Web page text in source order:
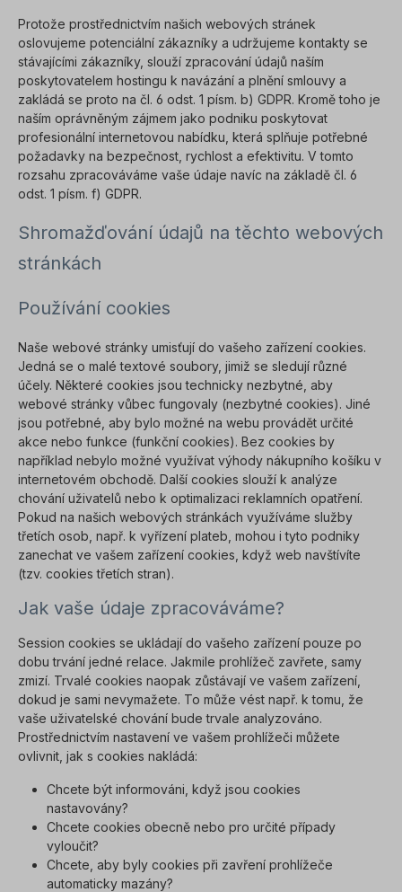
Protože prostřednictvím našich webových stránek
oslovujeme potenciální zákazníky a udržujeme kontakty se
stávajícími zákazníky, slouží zpracování údajů naším
poskytovatelem hostingu k navázání a plnění smlouvy a
zakládá se proto na čl. 6 odst. 1 písm. b) GDPR. Kromě toho je
naším oprávněným zájmem jako podniku poskytovat
profesionální internetovou nabídku, která splňuje potřebné
požadavky na bezpečnost, rychlost a efektivitu. V tomto
rozsahu zpracováváme vaše údaje navíc na základě čl. 6
odst. 1 písm. f) GDPR.
Shromažďování údajů na těchto webových
stránkách
Používání cookies
Naše webové stránky umisťují do vašeho zařízení cookies.
Jedná se o malé textové soubory, jimiž se sledují různé
účely. Některé cookies jsou technicky nezbytné, aby
webové stránky vůbec fungovaly (nezbytné cookies). Jiné
jsou potřebné, aby bylo možné na webu provádět určité
akce nebo funkce (funkční cookies). Bez cookies by
například nebylo možné využívat výhody nákupního košíku v
internetovém obchodě. Další cookies slouží k analýze
chování uživatelů nebo k optimalizaci reklamních opatření.
Pokud na našich webových stránkách využíváme služby
třetích osob, např. k vyřízení plateb, mohou i tyto podniky
zanechat ve vašem zařízení cookies, když web navštívíte
(tzv. cookies třetích stran).
Jak vaše údaje zpracováváme?
Session cookies se ukládají do vašeho zařízení pouze po
dobu trvání jedné relace. Jakmile prohlížeč zavřete, samy
zmizí. Trvalé cookies naopak zůstávají ve vašem zařízení,
dokud je sami nevymažete. To může vést např. k tomu, že
vaše uživatelské chování bude trvale analyzováno.
Prostřednictvím nastavení ve vašem prohlížeči můžete
ovlivnit, jak s cookies nakládá:
Chcete být informováni, když jsou cookies
nastavovány?
Chcete cookies obecně nebo pro určité případy
vyloučit?
Chcete, aby byly cookies při zavření prohlížeče
automaticky mazány?